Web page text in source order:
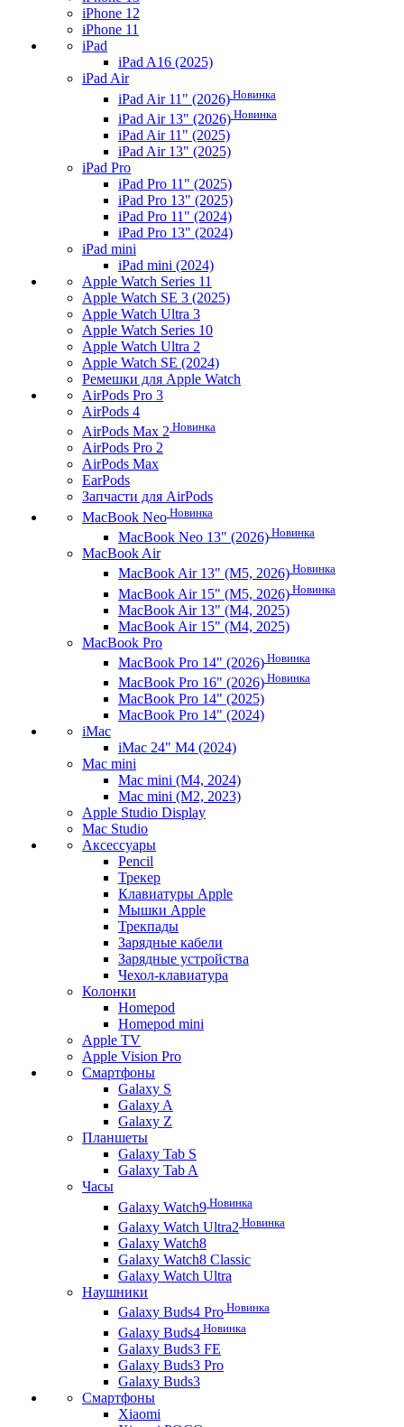
iPhone 12
iPhone 11
iPad
iPad A16 (2025)
iPad Air
iPad Air 11" (2026) Новинка
iPad Air 13" (2026) Новинка
iPad Air 11" (2025)
iPad Air 13" (2025)
iPad Pro
iPad Pro 11" (2025)
iPad Pro 13" (2025)
iPad Pro 11" (2024)
iPad Pro 13" (2024)
iPad mini
iPad mini (2024)
Apple Watch Series 11
Apple Watch SE 3 (2025)
Apple Watch Ultra 3
Apple Watch Series 10
Apple Watch Ultra 2
Apple Watch SE (2024)
Ремешки для Apple Watch
AirPods Pro 3
AirPods 4
AirPods Max 2 Новинка
AirPods Pro 2
AirPods Max
EarPods
Запчасти для AirPods
MacBook Neo Новинка
MacBook Neo 13" (2026) Новинка
MacBook Air
MacBook Air 13" (M5, 2026) Новинка
MacBook Air 15" (M5, 2026) Новинка
MacBook Air 13" (M4, 2025)
MacBook Air 15" (M4, 2025)
MacBook Pro
MacBook Pro 14" (2026) Новинка
MacBook Pro 16" (2026) Новинка
MacBook Pro 14" (2025)
MacBook Pro 14" (2024)
iMac
iMac 24" M4 (2024)
Mac mini
Mac mini (M4, 2024)
Mac mini (M2, 2023)
Apple Studio Display
Mac Studio
Аксессуары
Pencil
Трекер
Клавиатуры Apple
Мышки Apple
Трекпады
Зарядные кабели
Зарядные устройства
Чехол-клавиатура
Колонки
Homepod
Homepod mini
Apple TV
Apple Vision Pro
Смартфоны
Galaxy S
Galaxy A
Galaxy Z
Планшеты
Galaxy Tab S
Galaxy Tab A
Часы
Galaxy Watch9 Новинка
Galaxy Watch Ultra2 Новинка
Galaxy Watch8
Galaxy Watch8 Classic
Galaxy Watch Ultra
Наушники
Galaxy Buds4 Pro Новинка
Galaxy Buds4 Новинка
Galaxy Buds3 FE
Galaxy Buds3 Pro
Galaxy Buds3
Смартфоны
Xiaomi